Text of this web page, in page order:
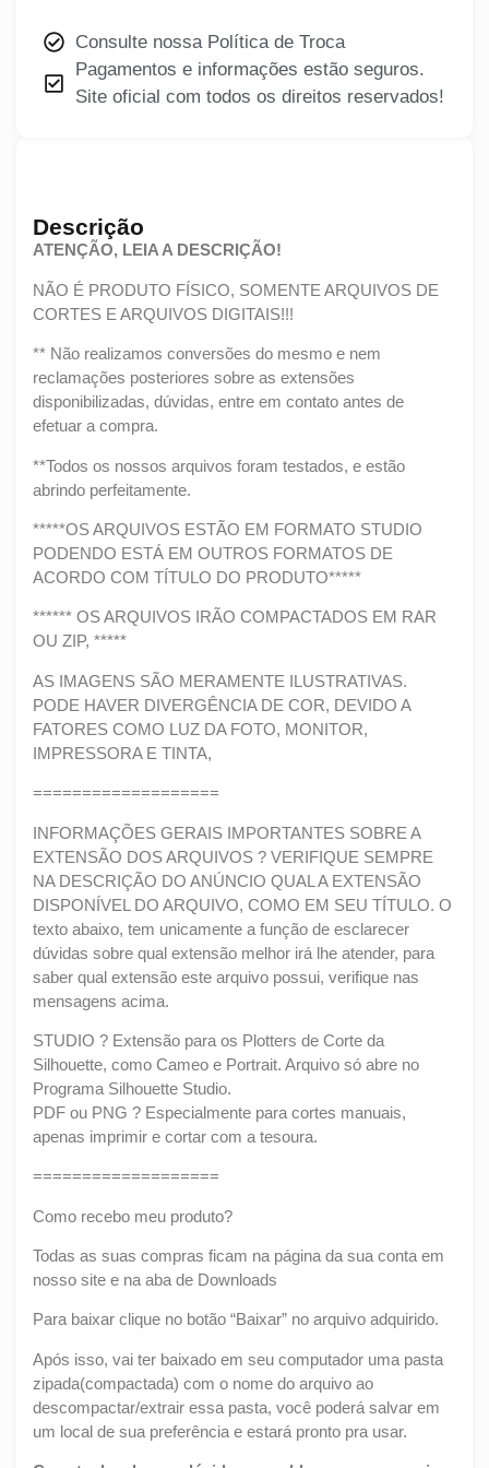
Descrição
ATENÇÃO, LEIA A DESCRIÇÃO!
NÃO É PRODUTO FÍSICO, SOMENTE ARQUIVOS DE
CORTES E ARQUIVOS DIGITAIS!!!
** Não realizamos conversões do mesmo e nem
reclamações posteriores sobre as extensões
disponibilizadas, dúvidas, entre em contato antes de
efetuar a compra.
**Todos os nossos arquivos foram testados, e estão
abrindo perfeitamente.
*****OS ARQUIVOS ESTÃO EM FORMATO STUDIO
PODENDO ESTÁ EM OUTROS FORMATOS DE
ACORDO COM TÍTULO DO PRODUTO*****
****** OS ARQUIVOS IRÃO COMPACTADOS EM RAR
OU ZIP, *****
AS IMAGENS SÃO MERAMENTE ILUSTRATIVAS.
PODE HAVER DIVERGÊNCIA DE COR, DEVIDO A
FATORES COMO LUZ DA FOTO, MONITOR,
IMPRESSORA E TINTA,
===================
INFORMAÇÕES GERAIS IMPORTANTES SOBRE A
EXTENSÃO DOS ARQUIVOS ? VERIFIQUE SEMPRE
NA DESCRIÇÃO DO ANÚNCIO QUAL A EXTENSÃO
DISPONÍVEL DO ARQUIVO, COMO EM SEU TÍTULO. O
texto abaixo, tem unicamente a função de esclarecer
dúvidas sobre qual extensão melhor irá lhe atender, para
saber qual extensão este arquivo possui, verifique nas
mensagens acima.
STUDIO ? Extensão para os Plotters de Corte da
Silhouette, como Cameo e Portrait. Arquivo só abre no
Programa Silhouette Studio.
PDF ou PNG ? Especialmente para cortes manuais,
apenas imprimir e cortar com a tesoura.
===================
Como recebo meu produto?
Todas as suas compras ficam na página da sua conta em
nosso site e na aba de Downloads
Para baixar clique no botão “Baixar” no arquivo adquirido.
Após isso, vai ter baixado em seu computador uma pasta
zipada(compactada) com o nome do arquivo ao
descompactar/extrair essa pasta, você poderá salvar em
um local de sua preferência e estará pronto pra usar.
Consulte nossa Política de Troca
Pagamentos e informações estão seguros.
Site oficial com todos os direitos reservados!